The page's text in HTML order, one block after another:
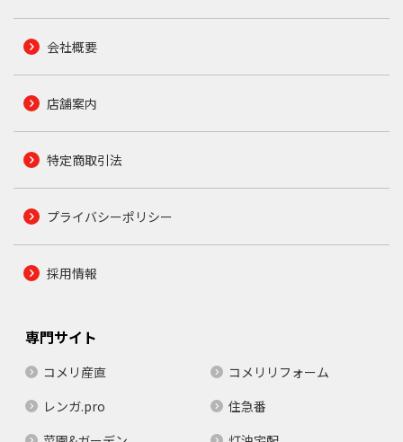
会社概要
店舗案内
特定商取引法
プライバシーポリシー
採用情報
専門サイト
コメリ産直
コメリリフォーム
レンガ.pro
住急番